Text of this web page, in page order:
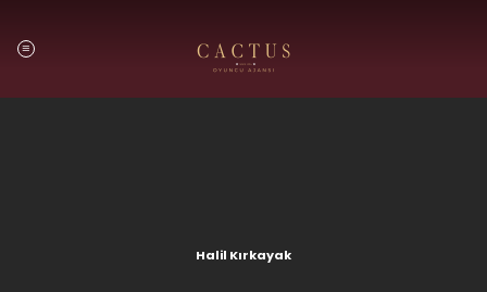
Halil Kırkayak